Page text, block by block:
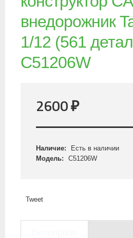
внедорожник
1/12 (561
C51206W
2600₽
Наличие:
Есть в наличии
Модель:
C51206W
Tweet